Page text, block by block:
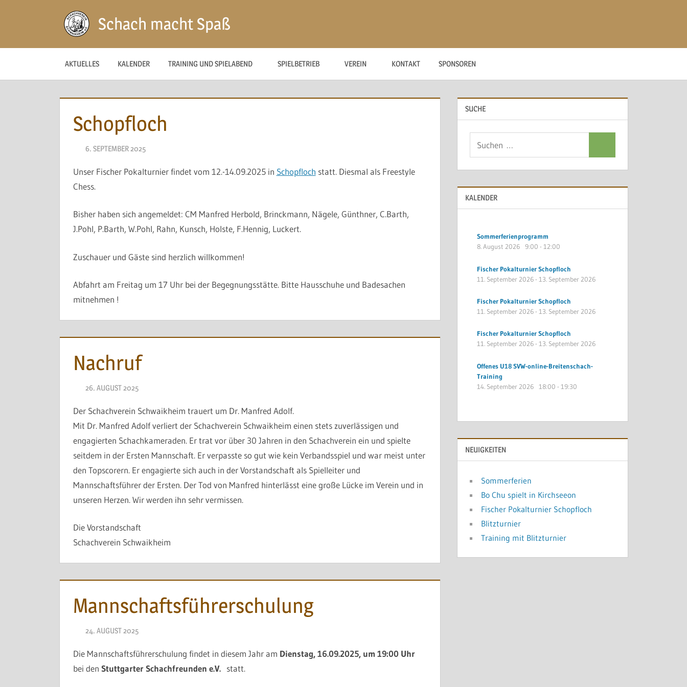
Schach macht Spaß
AKTUELLES KALENDER TRAINING UND SPIELABEND SPIELBETRIEB VEREIN KONTAKT SPONSOREN
Schopfloch
6. SEPTEMBER 2025
Unser Fischer Pokalturnier findet vom 12.-14.09.2025 in Schopfloch statt. Diesmal als Freestyle
Chess.
Bisher haben sich angemeldet: CM Manfred Herbold, Brinckmann, Nägele, Günthner, C.Barth,
J.Pohl, P.Barth, W.Pohl, Rahn, Kunsch, Holste, F.Hennig, Luckert.
Zuschauer und Gäste sind herzlich willkommen!
Abfahrt am Freitag um 17 Uhr bei der Begegnungsstätte. Bitte Hausschuhe und Badesachen
mitnehmen !
Nachruf
26. AUGUST 2025
Der Schachverein Schwaikheim trauert um Dr. Manfred Adolf.
Mit Dr. Manfred Adolf verliert der Schachverein Schwaikheim einen stets zuverlässigen und
engagierten Schachkameraden. Er trat vor über 30 Jahren in den Schachverein ein und spielte
seitdem in der Ersten Mannschaft. Er verpasste so gut wie kein Verbandsspiel und war meist unter
den Topscorern. Er engagierte sich auch in der Vorstandschaft als Spielleiter und
Mannschaftsführer der Ersten. Der Tod von Manfred hinterlässt eine große Lücke im Verein und in
unseren Herzen. Wir werden ihn sehr vermissen.
Die Vorstandschaft
Schachverein Schwaikheim
Mannschaftsführerschulung
24. AUGUST 2025
Die Mannschaftsführerschulung findet in diesem Jahr am Dienstag, 16.09.2025, um 19:00 Uhr
bei den Stuttgarter Schachfreunden e.V. statt.
SUCHE
KALENDER
Sommerferienprogramm
8. August 2026
9:00 -12:00
Fischer Pokalturnier Schopfloch
11. September 2026-13. September 2026
Fischer Pokalturnier Schopfloch
11. September 2026-13. September 2026
Fischer Pokalturnier Schopfloch
11. September 2026-13. September 2026
Offenes U18 SVW-online-Breitenschach-
Training
14. September 2026
18:00 -19:30
NEUIGKEITEN
Sommerferien
Bo Chu spielt in Kirchseeon
Fischer Pokalturnier Schopfloch
Blitzturnier
Training mit Blitzturnier